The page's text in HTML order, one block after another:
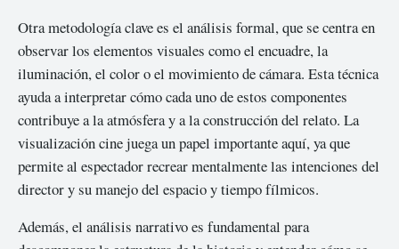
Otra metodología clave es el análisis formal, que se centra en
observar los elementos visuales como el encuadre, la
iluminación, el color o el movimiento de cámara. Esta técnica
ayuda a interpretar cómo cada uno de estos componentes
contribuye a la atmósfera y a la construcción del relato. La
visualización cine juega un papel importante aquí, ya que
permite al espectador recrear mentalmente las intenciones del
director y su manejo del espacio y tiempo fílmicos.
Además, el análisis narrativo es fundamental para